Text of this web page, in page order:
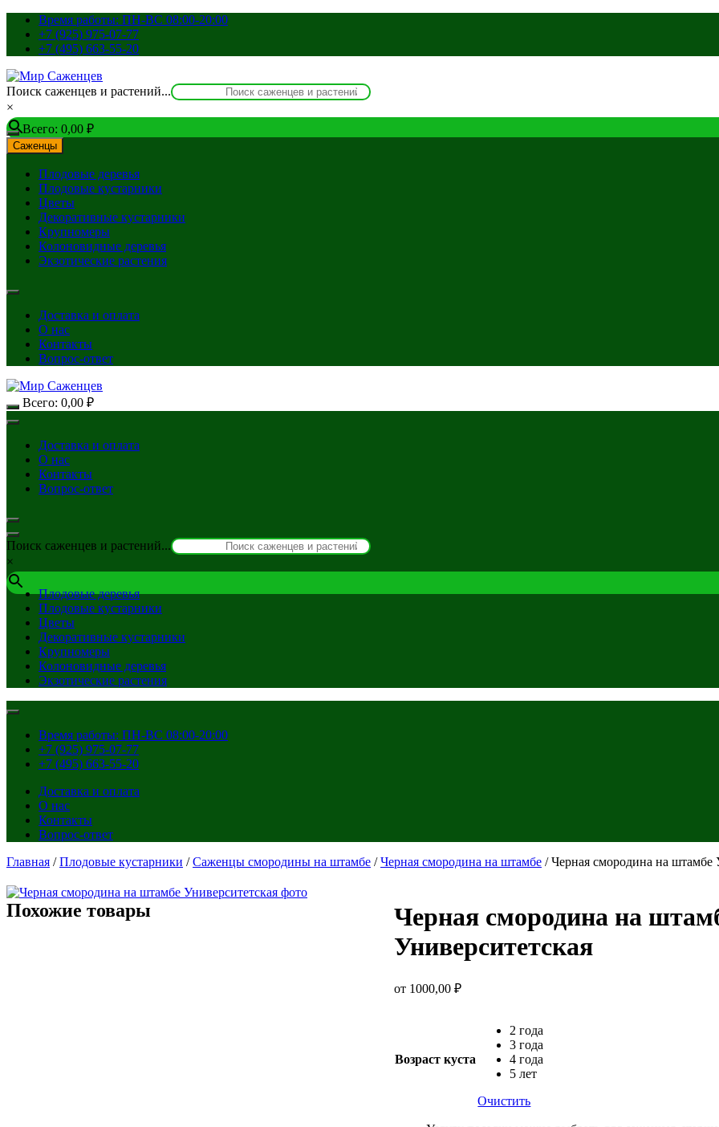
Перейти
содержимому
Время работы: ПН-ВС 08:00-20:00
+7 (925) 975-07-77
+7 (495) 663-55-20
Поиск саженцев и растений...
×
Всего: 0,00 ₽
Саженцы
Плодовые деревья
Плодовые кустарники
Цветы
Декоративные кустарники
Крупномеры
Колоновидные деревья
Экзотические растения
Доставка и оплата
О нас
Контакты
Вопрос-ответ
Всего: 0,00 ₽
Доставка и оплата
О нас
Контакты
Вопрос-ответ
Поиск саженцев и растений...
×
Плодовые деревья
Плодовые кустарники
Цветы
Декоративные кустарники
Крупномеры
Колоновидные деревья
Экзотические растения
Время работы: ПН-ВС 08:00-20:00
+7 (925) 975-07-77
+7 (495) 663-55-20
Доставка и оплата
О нас
Контакты
Вопрос-ответ
Главная /Плодовые кустарники /Саженцы смородины на штамбе /Черная смородина на штамбе / Черная смородина на штамбе
Черная смородина на
Университетская
от 1000,00₽
Возраст куста
2 года
3 года
4 года
5 лет
Очистить
Похожие товары